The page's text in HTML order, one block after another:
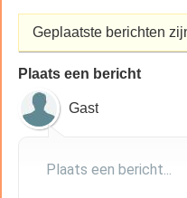
Geplaatste berichten
Plaats een bericht
Gast